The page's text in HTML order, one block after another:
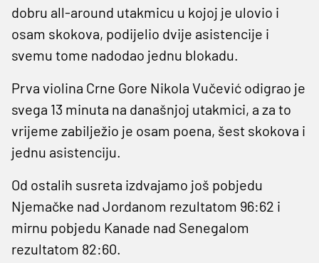
dobru all-around utakmicu u kojoj je ulovio i
osam skokova, podijelio dvije asistencije i
svemu tome nadodao jednu blokadu.
Prva violina Crne Gore Nikola Vučević odigrao je
svega 13 minuta na današnjoj utakmici, a za to
vrijeme zabilježio je osam poena, šest skokova i
jednu asistenciju.
Od ostalih susreta izdvajamo još pobjedu
Njemačke nad Jordanom rezultatom 96:62 i
mirnu pobjedu Kanade nad Senegalom
rezultatom 82:60.